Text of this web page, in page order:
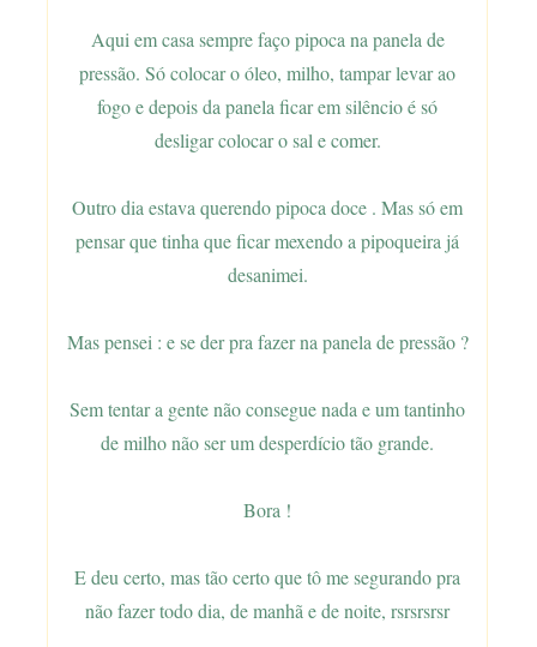
Aqui em casa sempre faço pipoca na panela de
pressão. Só colocar o óleo, milho, tampar levar ao
fogo e depois da panela ficar em silêncio é só
desligar colocar o sal e comer.
Outro dia estava querendo pipoca doce . Mas só em
pensar que tinha que ficar mexendo a pipoqueira já
desanimei.
Mas pensei : e se der pra fazer na panela de pressão ?
Sem tentar a gente não consegue nada e um tantinho
de milho não ser um desperdício tão grande.
Bora !
E deu certo, mas tão certo que tô me segurando pra
não fazer todo dia, de manhã e de noite, rsrsrsrsr